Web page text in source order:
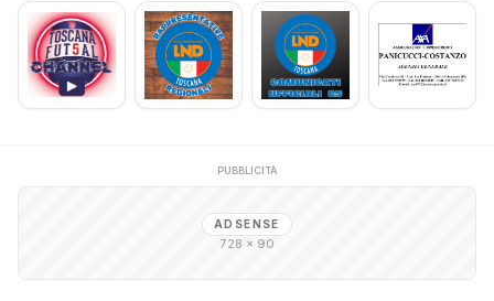
PUBBLICITÀ
ADSENSE
728 × 90